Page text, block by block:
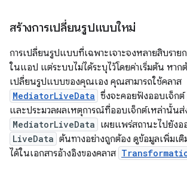
สร้างการเปลี่ยนรูปแบบใหม่
การเปลี่ยนรูปแบบที่เฉพาะเจาะจงหลายสิบราย
ในแอป แต่ระบบไม่ได้ระบุไว้โดยค่าเริ่มต้น หากต้
เปลี่ยนรูปแบบของคุณเอง คุณสามารถใช้คลาส
MediatorLiveData ซึ่งจะคอยฟังออบเจ็กต์
และประมวลผลเหตุการณ์ที่ออบเจ็กต์เหล่านั้นส่
MediatorLiveData เผยแพร่สถานะไปยังอ
LiveData ต้นทางอย่างถูกต้อง ดูข้อมูลเพิ่มเ
ได้ในเอกสารอ้างอิงของคลาส